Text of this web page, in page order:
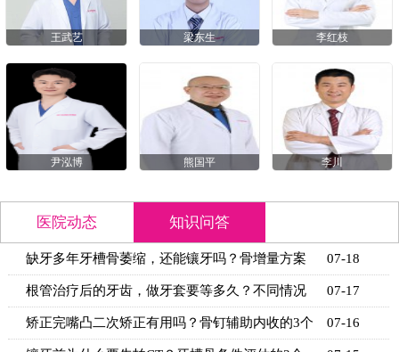
王武艺 梁东生 李红枝
尹泓博 熊国平 李川
医院动态 知识问答
缺牙多年牙槽骨萎缩，还能镶牙吗？骨增量方案
+适用条
07-18
根管治疗后的牙齿，做牙套要等多久？不同情况
的等待时
07-17
矫正完嘴凸二次矫正有用吗？骨钉辅助内收的3个 07-16